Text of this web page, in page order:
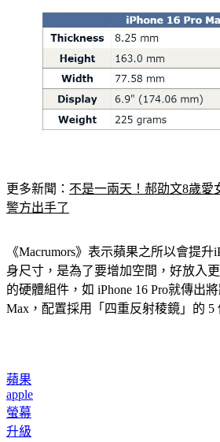
更多新聞： 不是一兩天！郝劭文8歲
警方出手了
《Macrumors》表示蘋果之所以會提升
身尺寸，是為了要增加空間，好放入
的硬體組件，如 iPhone 16 Pro就傳出
Max，配置採用「四重反射稜鏡」的 5
蘋果
apple
螢幕
升級